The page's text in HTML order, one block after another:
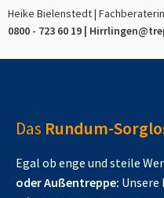
Heike Bielenstedt |
0800 - 723 60 19 | Hirrlingen
Das Rundum-
Egal ob enge und steile
oder Außentreppe: